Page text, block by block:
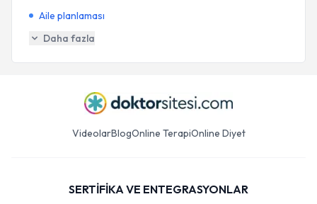
Aile planlaması
Daha fazla
VideolarBlogOnline TerapiOnline Diyet
SERTİFİKA VE ENTEGRASYONLAR